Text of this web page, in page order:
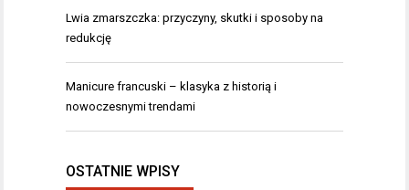
Lwia zmarszczka: przyczyny, skutki i sposoby na
redukcję
Manicure francuski – klasyka z historią i
nowoczesnymi trendami
OSTATNIE WPISY